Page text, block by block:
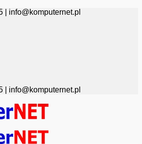
| info@komputernet.pl
| info@komputernet.pl